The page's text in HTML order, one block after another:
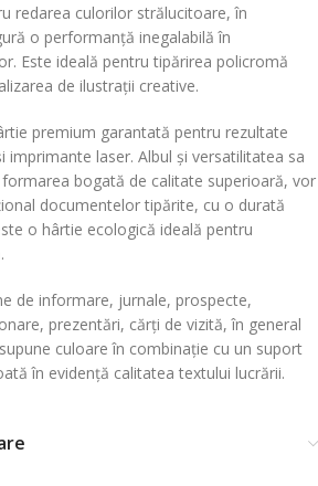
redarea culorilor strălucitoare, în
o performanță inegalabilă în
Este ideală pentru tipărirea policromă
de ilustrații creative.
premium garantată pentru rezultate
imprimante laser. Albul și versatilitatea sa
bogată de calitate superioară, vor
documentelor tipărite, cu o durată
o hârtie ecologică ideală pentru
de informare, jurnale, prospecte,
prezentări, cărți de vizită, în general
culoare în combinație cu un suport
în evidență calitatea textului lucrării.